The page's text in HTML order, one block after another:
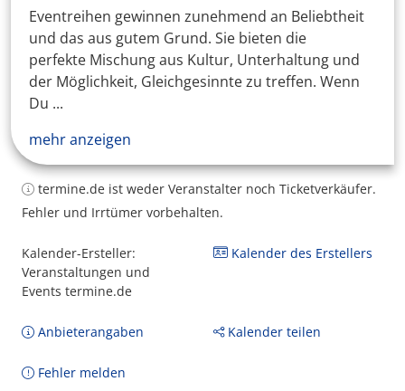
Eventreihen gewinnen zunehmend an Beliebtheit
und das aus gutem Grund. Sie bieten die
perfekte Mischung aus Kultur, Unterhaltung und
der Möglichkeit, Gleichgesinnte zu treffen. Wenn
Du ...
mehr anzeigen
termine.de ist weder Veranstalter noch Ticketverkäufer.
Fehler und Irrtümer vorbehalten.
Kalender-Ersteller:
Veranstaltungen und
Events termine.de
Kalender des Erstellers
Anbieterangaben Kalender teilen
Fehler melden